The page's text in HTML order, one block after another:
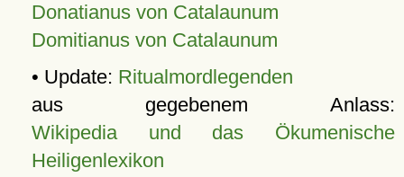
Donatianus von Catalaunum
Domitianus von Catalaunum
• Update: Ritualmordlegenden
aus gegebenem Anlass:
Wikipedia und das Ökumenische
Heiligenlexikon